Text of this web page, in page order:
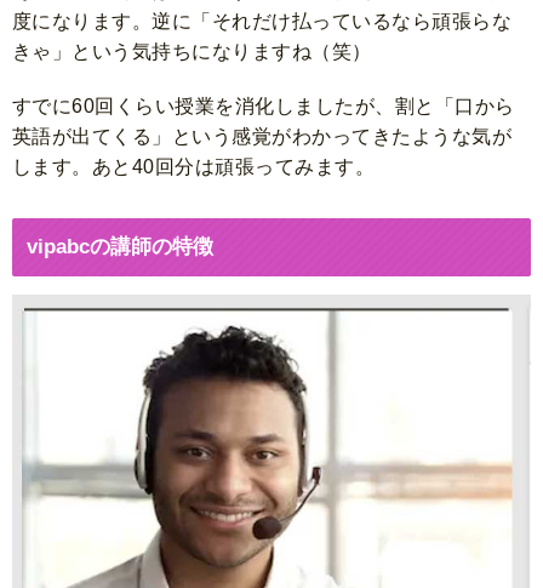
度になります。逆に「それだけ払っているなら頑張らな
きゃ」という気持ちになりますね（笑）
すでに60回くらい授業を消化しましたが、割と「口から
英語が出てくる」という感覚がわかってきたような気が
します。あと40回分は頑張ってみます。
vipabcの講師の特徴